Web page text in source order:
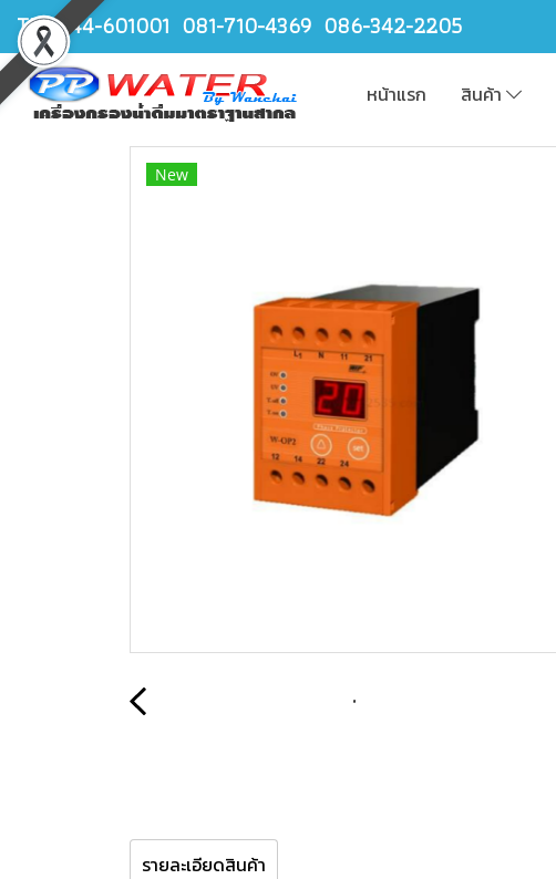
TEL.044-601001 081-710-4369 086-342-2205
หน้าแรก สินค้า
New
รายละเอียดสินค้า